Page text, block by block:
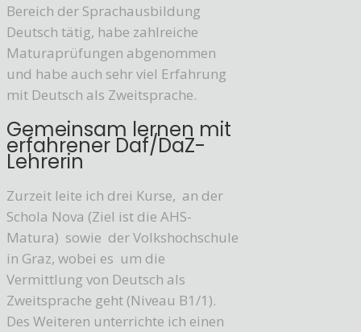
Bereich der Sprachausbildung
Deutsch tätig, habe zahlreiche
Maturaprüfungen abgenommen
und habe auch sehr viel Erfahrung
mit Deutsch als Zweitsprache.
Gemeinsam lernen mit
erfahrener Daf/DaZ-
Lehrerin
Zurzeit leite ich drei Kurse, an der
Schola Nova (Ziel ist die AHS-
Matura) sowie der Volkshochschule
in Graz, wobei es um die
Vermittlung von Deutsch als
Zweitsprache geht (Niveau B1/1).
Des Weiteren unterrichte ich einen